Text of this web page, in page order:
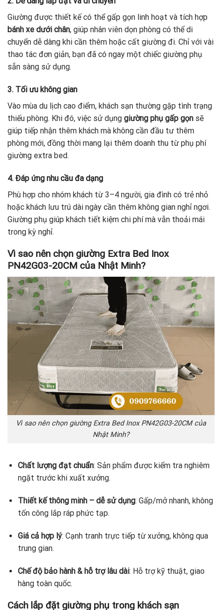
Giường được thiết kế có thể gấp gọn linh hoạt và tích hợp
bánh xe dưới chân, giúp nhân viên dọn phòng có thể di
chuyển dễ dàng khi cần thêm hoặc cất giường đi. Chỉ với vài
thao tác đơn giản, bạn đã có ngay một chiếc giường phụ
sẵn sàng sử dụng.
3. Tối ưu không gian
Vào mùa du lịch cao điểm, khách sạn thường gặp tình trạng
thiếu phòng. Khi đó, việc sử dụng giường phụ gấp gọn sẽ
giúp tiếp nhận thêm khách mà không cần đầu tư thêm
phòng mới, đồng thời mang lại thêm doanh thu từ phụ phí
giường extra bed.
4. Đáp ứng nhu cầu đa dạng
Phù hợp cho nhóm khách từ 3–4 người, gia đình có trẻ nhỏ
hoặc khách lưu trú dài ngày cần thêm không gian nghỉ ngơi.
Giường phụ giúp khách tiết kiệm chi phí mà vẫn thoải mái
trong kỳ nghỉ.
Vì sao nên chọn giường Extra Bed Inox
PN42G03-20CM của Nhật Minh?
Vì sao nên chọn giường Extra Bed Inox PN42G03-20CM của
Nhật Minh?
Chất lượng đạt chuẩn: Sản phẩm được kiểm tra nghiêm
ngặt trước khi xuất xưởng.
Thiết kế thông minh – dễ sử dụng: Gấp/mở nhanh, không
tốn công lắp ráp phức tạp.
Giá cả hợp lý: Cạnh tranh trực tiếp từ xưởng, không qua
trung gian.
Chế độ bảo hành & hỗ trợ lâu dài: Hỗ trợ kỹ thuật, giao
hàng toàn quốc.
Cách lắp đặt giường phụ trong khách sạn